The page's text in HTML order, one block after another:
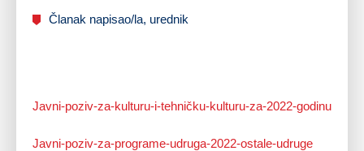
Članak napisao/la, urednik
Javni-poziv-za-kulturu-i-tehničku-kulturu-za-2022-godinu
Javni-poziv-za-programe-udruga-2022-ostale-udruge